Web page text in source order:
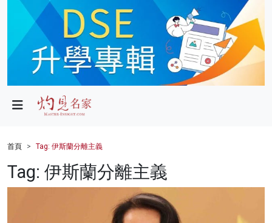
政局
財經
健康
首頁 Tag: 伊斯蘭分離主義
Tag: 伊斯蘭分離主義